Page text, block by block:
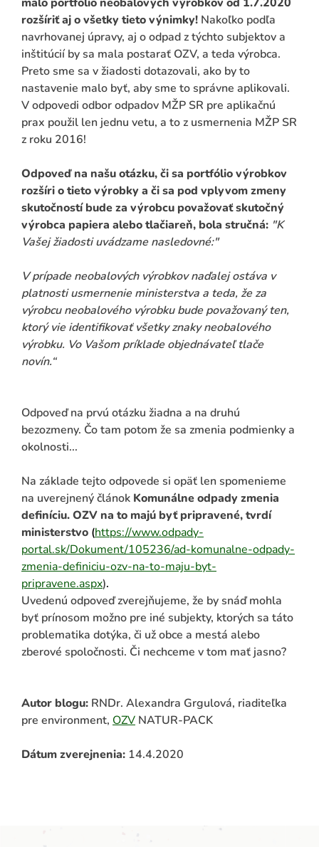
rozšíriť aj o všetky tieto výnimky! Nakoľko podľa
navrhovanej úpravy, aj o odpad z týchto subjektov a
inštitúcií by sa mala postarať OZV, a teda výrobca.
Preto sme sa v žiadosti dotazovali, ako by to
nastavenie malo byť, aby sme to správne aplikovali.
V odpovedi odbor odpadov MŽP SR pre aplikačnú
prax použil len jednu vetu, a to z usmernenia MŽP SR
z roku 2016!
Odpoveď na našu otázku, či sa portfólio výrobkov
rozšíri o tieto výrobky a či sa pod vplyvom zmeny
skutočností bude za výrobcu považovať skutočný
výrobca papiera alebo tlačiareň, bola stručná: "K
Vašej žiadosti uvádzame nasledovné:"
V prípade neobalových výrobkov naďalej ostáva v
platnosti usmernenie ministerstva a teda, že za
výrobcu neobalového výrobku bude považovaný ten,
ktorý vie identifikovať všetky znaky neobalového
výrobku. Vo Vašom príklade objednávateľ tlače
novín.“
Odpoveď na prvú otázku žiadna a na druhú
bezozmeny. Čo tam potom že sa zmenia podmienky a
okolnosti...
Na základe tejto odpovede si opäť len spomenieme
na uverejnený článok Komunálne odpady zmenia
definíciu. OZV na to majú byť pripravené, tvrdí
ministerstvo (https://www.odpady-
portal.sk/Dokument/105236/ad-komunalne-odpady-
zmenia-definiciu-ozv-na-to-maju-byt-
pripravene.aspx).
Uvedenú odpoveď zverejňujeme, že by snáď mohla
byť prínosom možno pre iné subjekty, ktorých sa táto
problematika dotýka, či už obce a mestá alebo
zberové spoločnosti. Či nechceme v tom mať jasno?
Autor blogu: RNDr. Alexandra Grgulová, riaditeľka
pre environment, OZV NATUR-PACK
Dátum zverejnenia: 14.4.2020